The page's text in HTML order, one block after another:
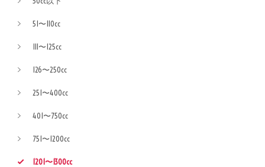
51〜110cc
111〜125cc
126〜250cc
251〜400cc
401〜750cc
751〜1200cc
1201〜1300cc